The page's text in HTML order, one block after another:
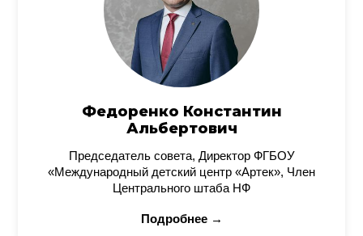
Федоренко Константин
Альбертович
Председатель совета, Директор ФГБОУ
«Международный детский центр «Артек», Член
Центрального штаба НФ
Подробнее →